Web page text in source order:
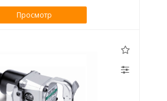
Просмотр